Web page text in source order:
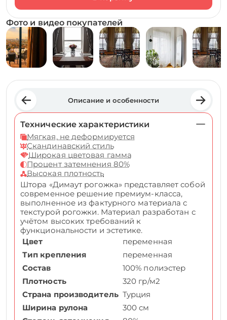
Фото и видео покупателей
Описание и особенности
Технические характеристики
Мягкая, не деформируется
Скандинавский стиль
Широкая цветовая гамма
Процент затемнения 80%
Высокая плотность
Штора «Димаут рогожка» представляет собой
современное решение премиум-класса,
выполненное из фактурного материала с
текстурой рогожки. Материал разработан с
учётом высоких требований к
функциональности и эстетике.
Цвет
переменная
Тип крепления
переменная
Состав
100% полиэстер
Плотность
320 гр/м2
Страна производитель Турция
Ширина рулона
300 см